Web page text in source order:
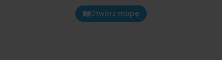
Otwórz mapę